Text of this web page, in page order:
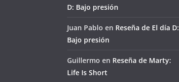
D: Bajo presión
Juan Pablo en Reseña de El día D:
Bajo presión
Guillermo en Reseña de Marty:
Life Is Short